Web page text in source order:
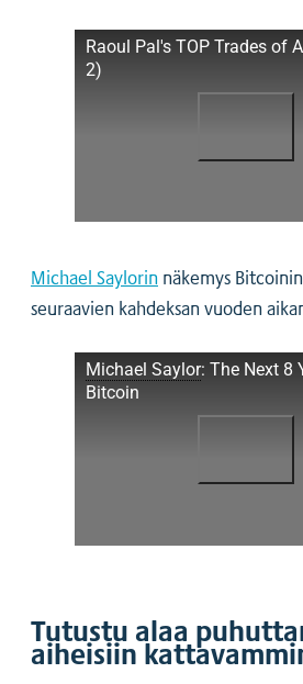
Raoul Pal's TOP Trades of
2)
Michael Saylorinnäkemys
seuraavien kahdeksan vuoden
Michael Saylor: The Next 8
Bitcoin
Tutustu alaa
aiheisiin